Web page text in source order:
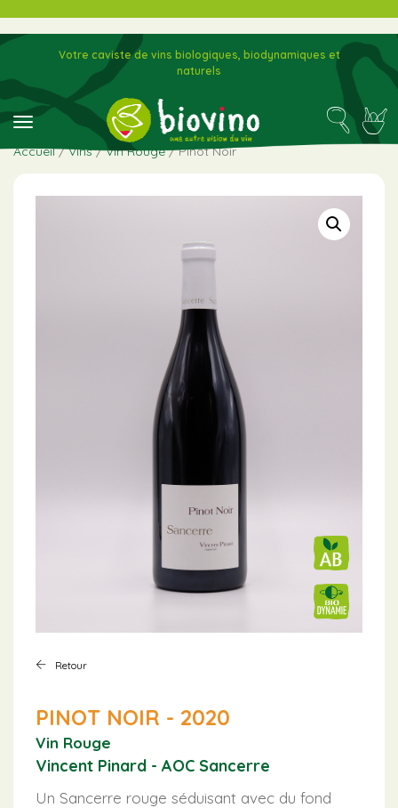
toggle navigation
Votre caviste de vins biologiques, biodynamiques et
naturels
Accueil/Vins/Vin Rouge/ Pinot Noir
Retour
PINOT NOIR - 2020
Vin Rouge
Vincent Pinard - AOC Sancerre
Un Sancerre rouge séduisant avec du fond